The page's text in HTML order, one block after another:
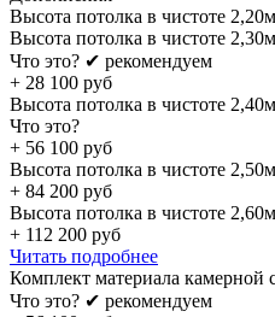
Высота потолка в чистоте 2,20м
Высота потолка в чистоте 2,30м
Что это? ✔ рекомендуем
+ 28 100 руб
Высота потолка в чистоте 2,40м
Что это?
+ 56 100 руб
Высота потолка в чистоте 2,50м
+ 84 200 руб
Высота потолка в чистоте 2,60м
+ 112 200 руб
Читать подробнее
Комплект материала камерной
Что это? ✔ рекомендуем